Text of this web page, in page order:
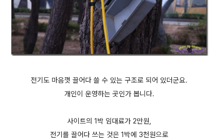
전기도 마음껏 끌어다 쓸 수 있는 구조로 되어 있더군요.
개인이 운영하는 곳인가 봅니다.
사이트의 1박 임대료가 2만원,
전기를 끌어다 쓰는 것은 1박에 3천원으로